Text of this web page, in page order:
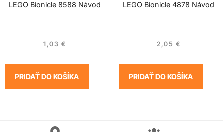
LEGO Bionicle 8588 Návod
1,03 €
PRIDAŤ DO KOŠÍKA
LEGO Bionicle 4878 Návod
2,05 €
PRIDAŤ DO KOŠÍKA